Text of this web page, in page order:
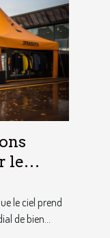
le
le ciel prend
de bien...